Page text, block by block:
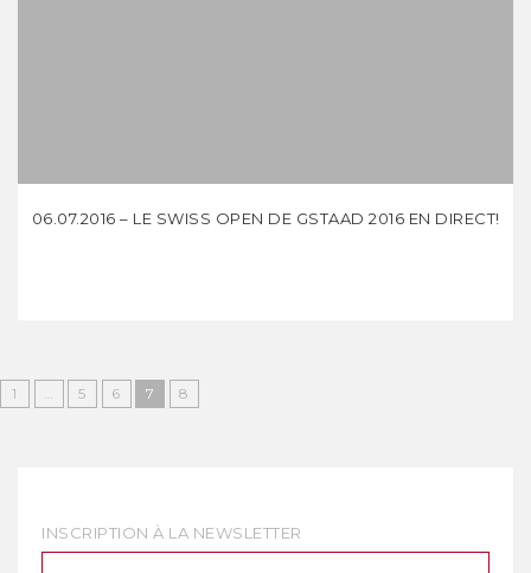
06.07.2016 – LE SWISS OPEN DE GSTAAD 2016 EN DIRECT!
1 … 5 6 7 8
INSCRIPTION À LA NEWSLETTER